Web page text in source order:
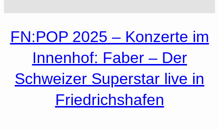
FN:POP 2025 – Konzerte im
Innenhof: Faber – Der
Schweizer Superstar live in
Friedrichshafen